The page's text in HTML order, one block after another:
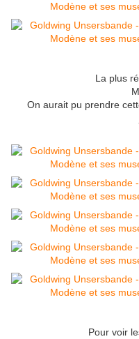
La plus
On aurait pu prendre
Pour voir